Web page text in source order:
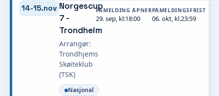
14-15.nov Norgescup
7 -
Trondheim
Arrangør:
Trondhjems
Skøiteklub
(TSK)
Nasjonal
PÅMELDING ÅPNER
29. sep, kl:18:00
PÅMELDINGSFRIST
06. okt, kl.23:59